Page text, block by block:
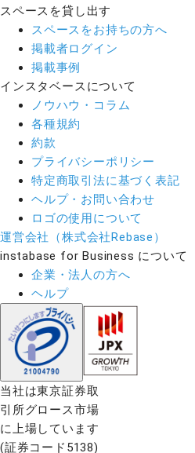
スペースを貸し出す
スペースをお持ちの方へ
掲載者ログイン
掲載事例
インスタベースについて
ノウハウ・コラム
各種規約
約款
プライバシーポリシー
特定商取引法に基づく表記
ヘルプ・お問い合わせ
ロゴの使用について
運営会社（株式会社Rebase）
instabase for Business について
企業・法人の方へ
ヘルプ
当社は東京証券取
引所グロース市場
に上場しています
(証券コード5138)